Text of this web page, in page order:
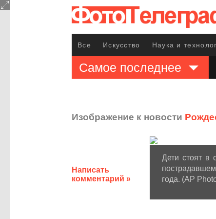
Все Искусство Наука и
Самое последнее
Изображение к новости
Написать
комментарий »
Дети стоят в
года. (AP